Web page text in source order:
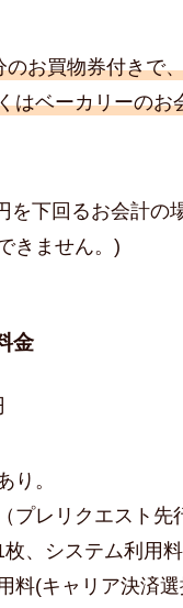
のお買物券付きで
はベーカリーのお
下回るお会計の
きません。)
金
り。
プレリクエスト先
枚、システム利用
料(キャリア決済